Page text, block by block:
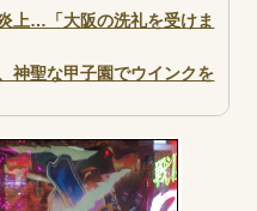
上…「大阪の洗礼を受けま
神聖な甲子園でウインクを
青色担当にするのやめろや
で会員カードを握り潰し